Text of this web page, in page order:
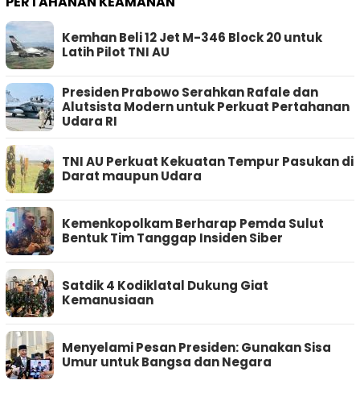
Kemhan Beli 12 Jet M-346 Block 20 untuk
Latih Pilot TNI AU
Presiden Prabowo Serahkan Rafale dan
Alutsista Modern untuk Perkuat Pertahanan
Udara RI
TNI AU Perkuat Kekuatan Tempur Pasukan di
Darat maupun Udara
Kemenkopolkam Berharap Pemda Sulut
Bentuk Tim Tanggap Insiden Siber
Satdik 4 Kodiklatal Dukung Giat
Kemanusiaan
Menyelami Pesan Presiden: Gunakan Sisa
Umur untuk Bangsa dan Negara